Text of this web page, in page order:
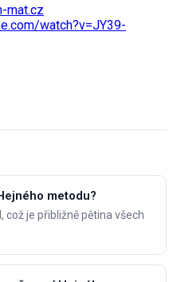
mat.cz
watch?v=JY39-
metodu?
což je přibližně pětina všech